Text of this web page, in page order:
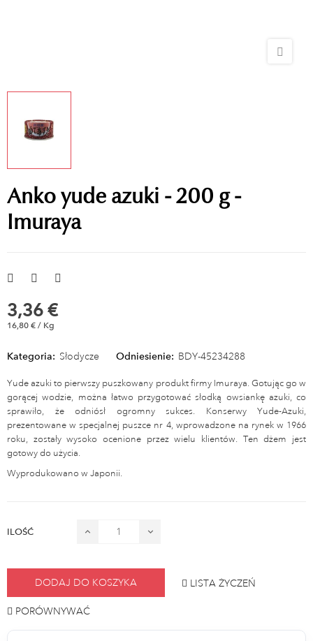
Anko yude azuki - 200 g -
Imuraya
3,36 €
16,80 € / Kg
Kategoria: Słodycze Odniesienie: BDY-45234288
Yude azuki to pierwszy puszkowany produkt firmy Imuraya. Gotując go w
gorącej wodzie, można łatwo przygotować słodką owsiankę azuki, co
sprawiło, że odniósł ogromny sukces. Konserwy Yude-Azuki,
prezentowane w specjalnej puszce nr 4, wprowadzone na rynek w 1966
roku, zostały wysoko ocenione przez wielu klientów. Ten dżem jest
gotowy do użycia.
Wyprodukowano w Japonii.
ILOŚĆ
DODAJ DO KOSZYKA LISTA ŻYCZEŃ
PORÓWNYWAĆ